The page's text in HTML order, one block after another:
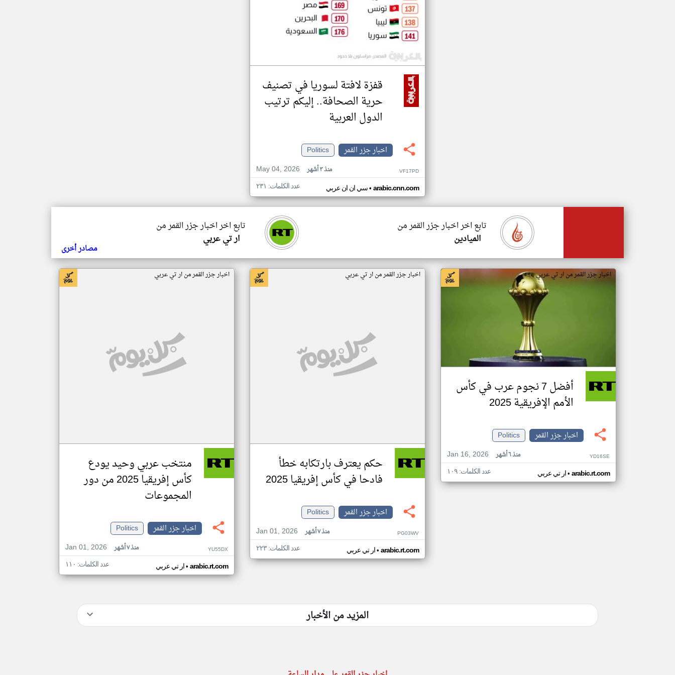
قفزة لافتة لسوريا في تصنيف
حرية الصحافة.. إليكم ترتيب
الدول العربية
اخبار جزر القمر
Politics
May 04, 2026
منذ ٣ أشهر VF17PD
سي ان ان عربي• arabic.cnn.com عدد الكلمات: ٢٣١
تابع اخر اخبار جزر القمر من
ار تي عربي
تابع اخر اخبار جزر القمر من
الميادين
مصادر أخرى
اخبار جزر القمر من ار تي عربي
أفضل 7 نجوم عرب في كأس
الأمم الإفريقية 2025
اخبار جزر القمر
Politics
Jan 16, 2026
منذ ٦ أشهر YD16SE
ار تي عربي• arabic.rt.com عدد الكلمات: ١٠٩
اخبار جزر القمر من ار تي عربي
حكم يعترف بارتكابه خطأ
فادحا في كأس إفريقيا 2025
اخبار جزر القمر
Politics
Jan 01, 2026
منذ ٧ أشهر PG03WV
ار تي عربي• arabic.rt.com عدد الكلمات: ٢٢٣
اخبار جزر القمر من ار تي عربي
منتخب عربي وحيد يودع
كأس إفريقيا 2025 من دور
المجموعات
اخبار جزر القمر
Politics
Jan 01, 2026
منذ ٧ أشهر YU55DX
ار تي عربي• arabic.rt.com عدد الكلمات: ١١٠
المزيد من الأخبار